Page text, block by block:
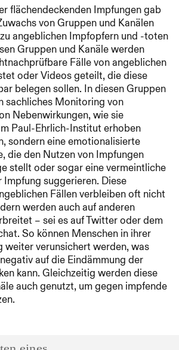
flächendeckenden Impfungen gab
von Gruppen und Kanälen
angeblichen Impfopfern und -toten
Gruppen und Kanäle werden
Fälle von angeblichen
oder Videos geteilt, die diese
belegen sollen. In diesen Gruppen
sachliches Monitoring von
Nebenwirkungen, wie sie
Paul-Ehrlich-Institut erhoben
sondern eine emotionalisierte
die den Nutzen von Impfungen
stellt oder sogar eine vermeintliche
suggerieren. Diese
Fällen verbleiben oft nicht
werden auch auf anderen
– sei es auf Twitter oder dem
So können Menschen in ihrer
weiter verunsichert werden, was
auf die Eindämmung der
kann. Gleichzeitig werden diese
auch genutzt, um gegen impfende